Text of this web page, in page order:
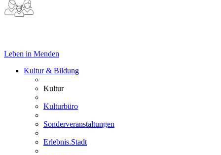
Leben in Menden
Kultur & Bildung
Kultur
Kulturbüro
Sonderveranstaltungen
Erlebnis.Stadt